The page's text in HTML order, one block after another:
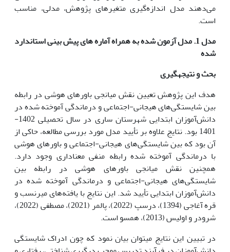
می‌دهند مدل اندازه‌گیری متغیرهای پژوهش، مدلی، مناسب
است.
مدل 1 .مدل آزمون شده به همراه آماره های پیش بینی استاندارد
شده
بحث و نتیجه­گیری
هدف این پژوهش تعیین نقش میانجی باورهای هوشی در رابطه
بین شایستگی‌های هیجانی-اجتماعی و درماندگی آموخته شده در
دانش‌آموزان ابتدایی شهرستان ساری در سال تحصیلی 1402-
1401 بود. نتایج علاوه بر تأیید مدل مورد بررسی مطالعه، حاکی از
آن بود که بین شایستگی‌های هیجانی-اجتماعی و باورهای هوشی
با درماندگی آموخته شده رابطه منفی معناداری وجود دارد.
همچنین نقش میانجی باورهای هوشی در رابطه بین
شایستگی‌های هیجانی-اجتماعی و درماندگی آموخته شده در
دانش‌آموزان ابتدایی تأیید شد. این نتایج با یافته‌های میرنسب و
قره آغاجی (1394)، درسپ (2022)، پالمر (2021)، مصطفی (2022)،
شرودر و اولیس (2013)، همسو است.
در تبیین این نتایج می­توان بیان نمود که چون ادراک شایستگی